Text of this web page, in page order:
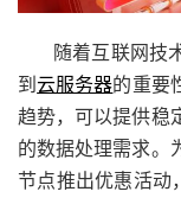
随着互联网技
到云服务器的重要
趋势，可以提供稳
的数据处理需求。
节点推出优惠活动